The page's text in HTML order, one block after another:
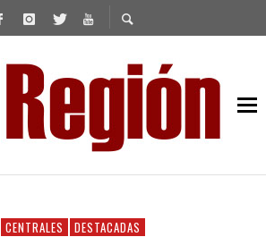
CENTRALES DESTACADAS